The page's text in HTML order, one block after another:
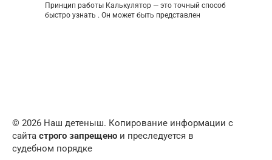
Принцип работы Калькулятор — это точный способ
быстро узнать . Он может быть представлен
© 2026 Наш детеныш. Копирование информации с
сайта строго запрещено и преследуется в
судебном порядке